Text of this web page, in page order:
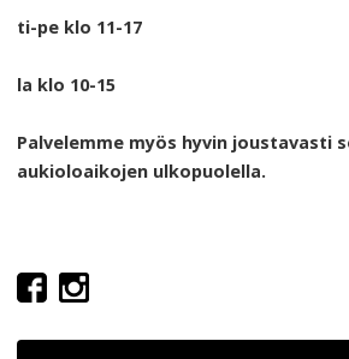
ti-pe klo 11-17
la klo 10-15
Palvelemme myös hyvin joustavasti
aukioloaikojen ulkopuolella.